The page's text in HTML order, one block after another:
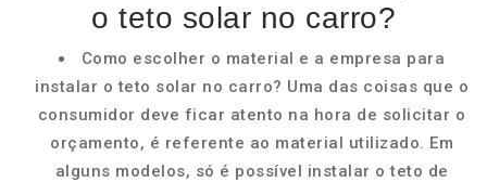
o teto solar no carro?
Como escolher o material e a empresa para
instalar o teto solar no carro? Uma das coisas que o
consumidor deve ficar atento na hora de solicitar o
orçamento, é referente ao material utilizado. Em
alguns modelos, só é possível instalar o teto de